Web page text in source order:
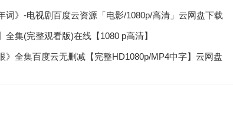
词》-电视剧百度云资源「电影/1080p/高清」云网盘下载
全集(完整观看版)在线【1080 p高清】
》全集百度云无删减【完整HD1080p/MP4中字】云网盘